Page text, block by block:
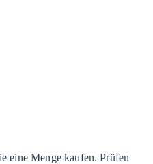
eine Menge kaufen. Prüfen